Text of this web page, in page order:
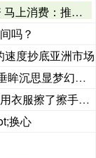
推出金融大模型“天镜”3.0
吗？
度抄底亚洲市场
思显梦幻氛围
擦了擦手中的汗
换心